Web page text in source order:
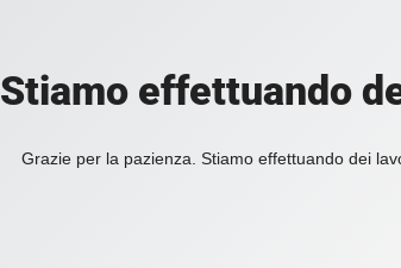
Stiamo effettuando
Grazie per la pazienza. Stiamo effettuando dei